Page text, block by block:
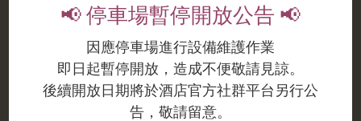
📢 停車場暫停開放公告 📢
因應停車場進行設備維護作業
即日起暫停開放，造成不便敬請見諒。
後續開放日期將於酒店官方社群平台另行公
告，敬請留意。